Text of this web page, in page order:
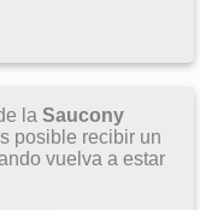
la Saucony
posible recibir un
vuelva a estar